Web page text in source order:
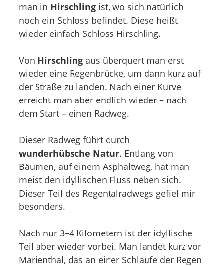
man in Hirschling ist, wo sich natürlich
noch ein Schloss befindet. Diese heißt
wieder einfach Schloss Hirschling.
Von Hirschling aus überquert man erst
wieder eine Regenbrücke, um dann kurz auf
der Straße zu landen. Nach einer Kurve
erreicht man aber endlich wieder – nach
dem Start – einen Radweg.
Dieser Radweg führt durch
wunderhübsche Natur. Entlang von
Bäumen, auf einem Asphaltweg, hat man
meist den idyllischen Fluss neben sich.
Dieser Teil des Regentalradwegs gefiel mir
besonders.
Nach nur 3–4 Kilometern ist der idyllische
Teil aber wieder vorbei. Man landet kurz vor
Marienthal, das an einer Schlaufe der Regen